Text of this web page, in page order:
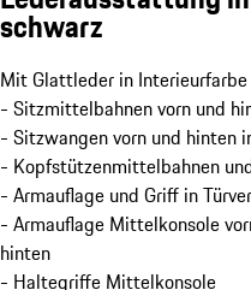
schwarz
Mit Glattleder in Interieurfarbe
- Sitzmittelbahnen vorn und
- Sitzwangen vorn und hinten
- Kopfstützenmittelbahnen
- Armauflage und Griff in
- Armauflage Mittelkonsole
hinten
- Haltegriffe Mittelkonsole